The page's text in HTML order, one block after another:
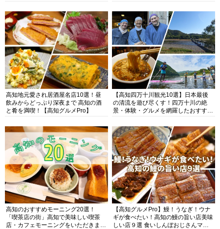
高知地元愛され居酒屋名店10選！昼
飲みからどっぷり深夜まで 高知の酒
と肴を満喫！【高知グルメPro】
【高知四万十川観光10選】日本最後
の清流を遊び尽くす！四万十川の絶
景・体験・グルメを網羅したおすすめ
高知のおすすめモーニング20選！
「喫茶店の街」高知で美味しい喫茶
店・カフェモーニングをいただきま
【高知グルメPro】鰻！うなぎ！ウナ
ギが食べたい！高知の鰻の旨い店美味
しい店９選 食いしんぼおじさんマッ